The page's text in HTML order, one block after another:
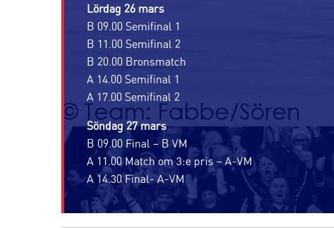
Lördag 26 mars
B 09.00 Semifinal 1
B 11.00 Semifinal 2
B 20.00 Bronsmatch
A 14.00 Semifinal 1
A 17.00 Semifinal 2
Söndag 27 mars
B 09.00 Final – B VM
A 11.00 Match om 3:e pris – A-VM
A 14.30 Final- A-VM